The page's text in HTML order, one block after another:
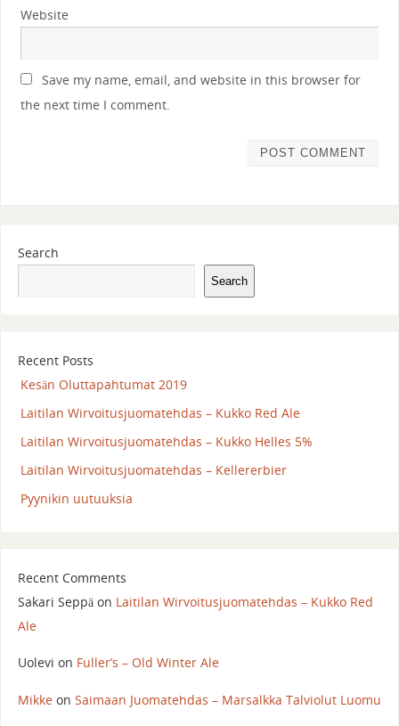
Website
Save my name, email, and website in this browser for
the next time I comment.
Search
Search
Recent Posts
Kesän Oluttapahtumat 2019
Laitilan Wirvoitusjuomatehdas – Kukko Red Ale
Laitilan Wirvoitusjuomatehdas – Kukko Helles 5%
Laitilan Wirvoitusjuomatehdas – Kellererbier
Pyynikin uutuuksia
Recent Comments
Sakari Seppäon Laitilan Wirvoitusjuomatehdas – Kukko Red
Ale
Uolevi on Fuller’s – Old Winter Ale
Mikkeon Saimaan Juomatehdas – Marsalkka Talviolut Luomu